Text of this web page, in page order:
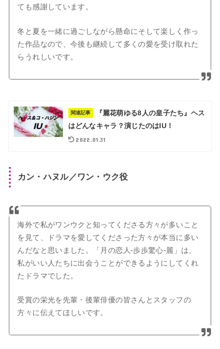
ても感謝しています。
冬と夏を一緒に過ごしながら懸命にそして楽しく作っ
た作品なので、今後も継続して多くの愛を受け取れた
らうれしいです。
関連記事
『麗花萌ゆる8人の皇子たち』ヘス
はどんなキャラ？演じたのはIU！
2022.01.31
カン・ハヌル／ワン・ウク役
海外で私がワンウクと知ってくださる方々が多いこと
を見て、ドラマを愛してくださった方々が本当に多い
んだなと思いました。「月の恋人-歩歩驚心-麗」は、
私がいい人たちに出会うことができるようにしてくれ
たドラマでした。
受賞の栄光を先輩・後輩俳優の皆さんとスタッフの
方々に伝えてほしいです。